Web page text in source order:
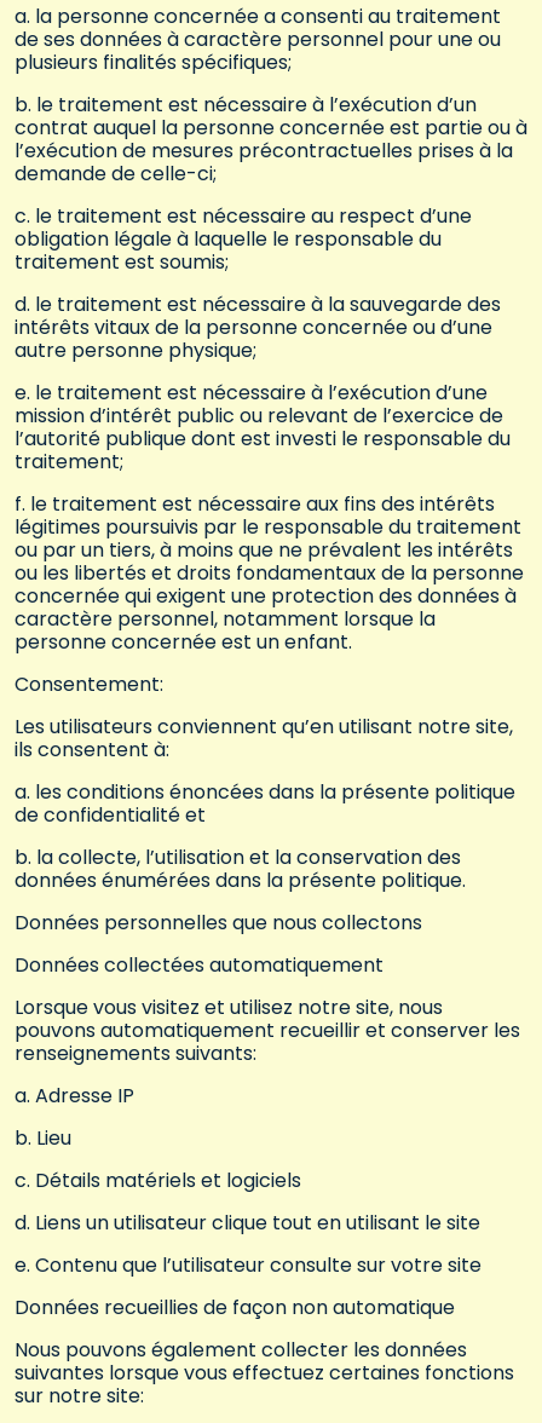
a. la personne concernée a consenti au traitement
de ses données à caractère personnel pour une ou
plusieurs finalités spécifiques;
b. le traitement est nécessaire à l’exécution d’un
contrat auquel la personne concernée est partie ou à
l’exécution de mesures précontractuelles prises à la
demande de celle-ci;
c. le traitement est nécessaire au respect d’une
obligation légale à laquelle le responsable du
traitement est soumis;
d. le traitement est nécessaire à la sauvegarde des
intérêts vitaux de la personne concernée ou d’une
autre personne physique;
e. le traitement est nécessaire à l’exécution d’une
mission d’intérêt public ou relevant de l’exercice de
l’autorité publique dont est investi le responsable du
traitement;
f. le traitement est nécessaire aux fins des intérêts
légitimes poursuivis par le responsable du traitement
ou par un tiers, à moins que ne prévalent les intérêts
ou les libertés et droits fondamentaux de la personne
concernée qui exigent une protection des données à
caractère personnel, notamment lorsque la
personne concernée est un enfant.
Consentement:
Les utilisateurs conviennent qu’en utilisant notre site,
ils consentent à:
a. les conditions énoncées dans la présente politique
de confidentialité et
b. la collecte, l’utilisation et la conservation des
données énumérées dans la présente politique.
Données personnelles que nous collectons
Données collectées automatiquement
Lorsque vous visitez et utilisez notre site, nous
pouvons automatiquement recueillir et conserver les
renseignements suivants:
a. Adresse IP
b. Lieu
c. Détails matériels et logiciels
d. Liens un utilisateur clique tout en utilisant le site
e. Contenu que l’utilisateur consulte sur votre site
Données recueillies de façon non automatique
Nous pouvons également collecter les données
suivantes lorsque vous effectuez certaines fonctions
sur notre site: